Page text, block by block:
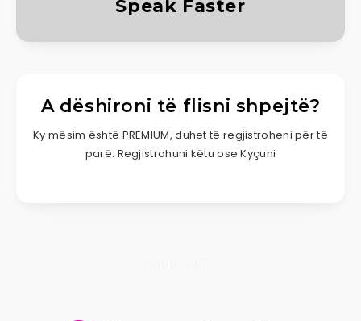
Speak Faster
A dëshironi të flisni shpejtë?
Ky mësim është PREMIUM, duhet të regjistroheni për të
parë. Regjistrohuni këtu ose Kyçuni